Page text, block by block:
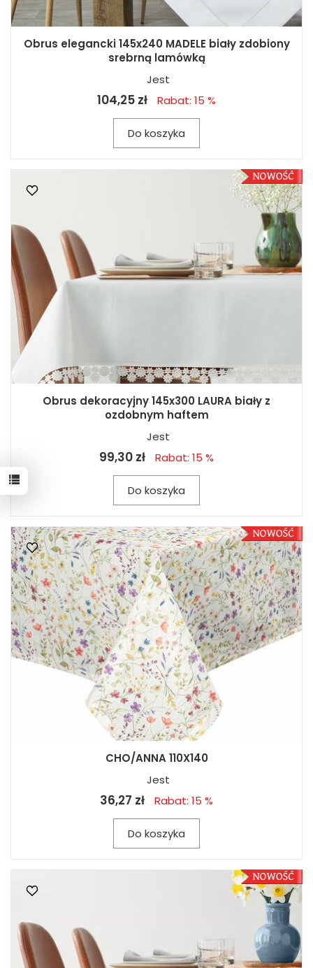
Obrus elegancki 145x240 MADELE biały zdobiony
srebrną lamówką
Jest
104,25 zł Rabat: 15 %
Do koszyka
Obrus dekoracyjny 145x300 LAURA biały z
ozdobnym haftem
Jest
99,30 zł Rabat: 15 %
Do koszyka
CHO/ANNA 110X140
Jest
36,27 zł Rabat: 15 %
Do koszyka